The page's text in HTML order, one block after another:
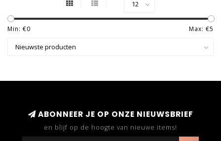
Min: €0 Max: €5
ABONNEER JE OP ONZE NIEUWSBRIEF
en blijf op de hoogte van nieuwe items!